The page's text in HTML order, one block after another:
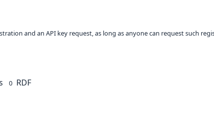
and an API key request, as long as anyone can request such
0 RDF